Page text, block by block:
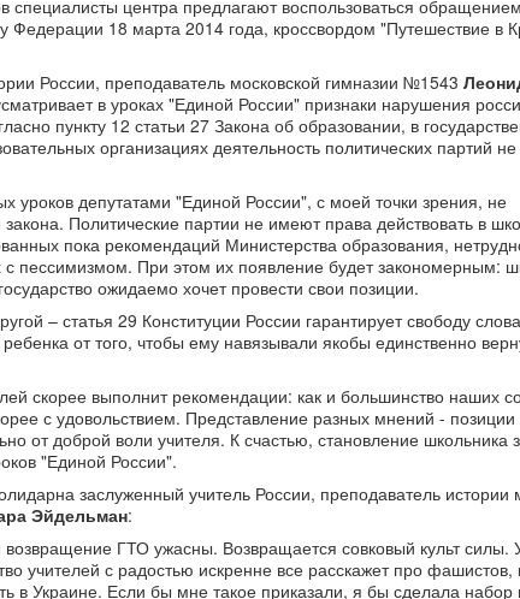
специалисты центра предлагают воспользоваться обращением
Федерации 18 марта 2014 года, кроссвордом "Путешествие в
России, преподаватель московской гимназии №1543
в уроках "Единой России" признаки нарушения
пункту 12 статьи 27 Закона об образовании, в
организациях деятельность политических партий не
уроков депутатами "Единой России", с моей точки зрения, не
Политические партии не имеют права действовать в
пока рекомендаций Министерства образования,
с пессимизмом. При этом их появление будет закономерным:
ожидаемо хочет провести свои позиции.
– статья 29 Конституции России гарантирует свободу
от того, чтобы ему навязывали якобы единственно
скорее выполнит рекомендации: как и большинство наших
с удовольствием. Представление разных мнений - позиции
от доброй воли учителя. К счастью, становление школьника
"Единой России".
заслуженный учитель России, преподаватель истории
Эйдельман:
ГТО ужасны. Возвращается совковый культ силы.
учителей с радостью искренне все расскажет про фашистов,
в Украине. Если бы мне такое приказали, я бы сделала набор